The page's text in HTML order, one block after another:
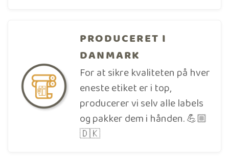
PRODUCERET I
DANMARK
For at sikre kvaliteten på hver
eneste etiket er i top,
producerer vi selv alle labels
og pakker dem i hånden. 💪🏼
🇩🇰